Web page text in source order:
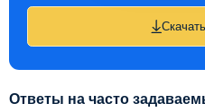
Ответы на часто